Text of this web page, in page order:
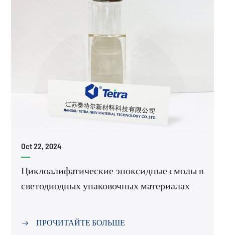
Oct 22, 2024
Циклоалифатические эпоксидные смолы в
светодиодных упаковочных материалах
 ПРОЧИТАЙТЕ БОЛЬШЕ